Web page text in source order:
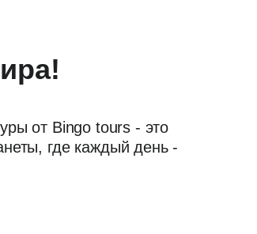
от Bingo tours - это
где каждый день -